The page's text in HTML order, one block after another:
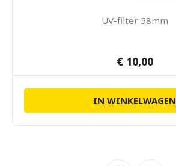
UV-filter 58mm
€ 10,00
IN WINKELWAGEN